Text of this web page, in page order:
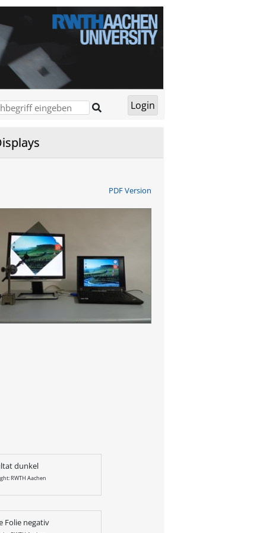
PDF Version
dunkel
RWTH Aachen
Folie negativ